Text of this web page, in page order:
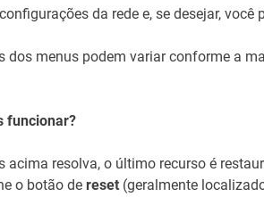
da rede e, se desejar, você
dos menus podem variar conforme a
funcionar?
acima resolva, o último recurso é
o botão de reset(geralmente